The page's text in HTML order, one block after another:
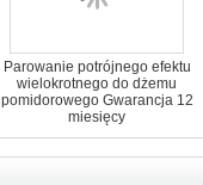
Parowanie potrójnego efektu
wielokrotnego do dżemu
pomidorowego Gwarancja 12
miesięcy